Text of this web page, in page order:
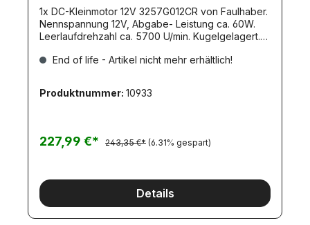
1x DC-Kleinmotor 12V 3257G012CR von Faulhaber.
Nennspannung 12V, Abgabe- Leistung ca. 60W.
Leerlaufdrehzahl ca. 5700 U/min. Kugelgelagert.
beschichtetGewicht: 242gr.rechtsdrehend, auf
10mmBefestigungslochkreis: 22mm mit 3x M3-
End of life - Artikel nicht mehr erhältlich!
Produktnummer: 10933
227,99 €* 243,35 €* (6.31% gespart)
Details